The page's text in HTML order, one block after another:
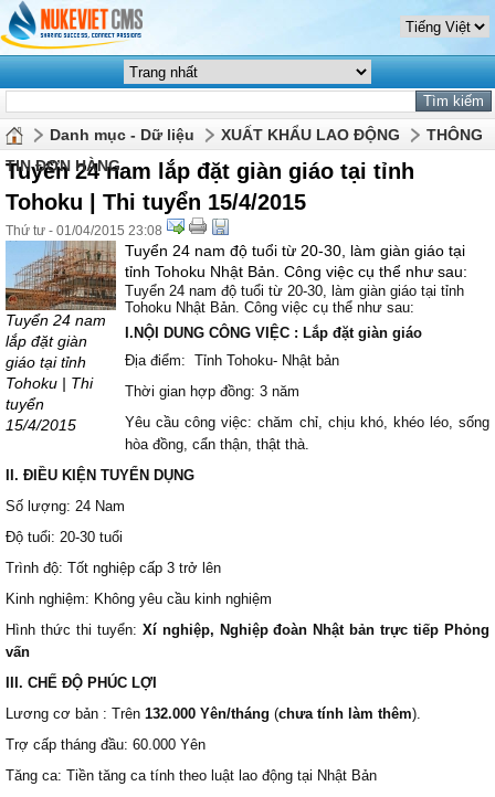
Danh mục - Dữ liệu XUẤT KHẨU LAO ĐỘNG
THÔNG
TIN ĐƠN HÀNG
Tuyển 24 nam lắp đặt giàn giáo tại tỉnh
Tohoku | Thi tuyển 15/4/2015
Thứ tư - 01/04/2015 23:08
Tuyển 24 nam
lắp đặt giàn
giáo tại tỉnh
Tohoku | Thi
tuyển
15/4/2015
Tuyển 24 nam độ tuổi từ 20-30, làm giàn giáo tại
tỉnh Tohoku Nhật Bản. Công việc cụ thể như sau:
Tuyển 24 nam độ tuổi từ 20-30, làm giàn giáo tại tỉnh
Tohoku Nhật Bản. Công việc cụ thể như sau:
I.NỘI DUNG CÔNG VIỆC : Lắp đặt giàn giáo
Địa điểm: Tỉnh Tohoku- Nhật bản
Thời gian hợp đồng: 3 năm
Yêu cầu công việc: chăm chỉ, chịu khó, khéo léo, sống
hòa đồng, cẩn thận, thật thà.
II. ĐIỀU KIỆN TUYỂN DỤNG
Số lượng: 24 Nam
Độ tuổi: 20-30 tuổi
Trình độ: Tốt nghiệp cấp 3 trở lên
Kinh nghiệm: Không yêu cầu kinh nghiệm
Hình thức thi tuyển: Xí nghiệp, Nghiệp đoàn Nhật bản trực tiếp Phỏng
vấn
III. CHẾ ĐỘ PHÚC LỢI
Lương cơ bản : Trên 132.000 Yên/tháng (chưa tính làm thêm).
Trợ cấp tháng đầu: 60.000 Yên
Tăng ca: Tiền tăng ca tính theo luật lao động tại Nhật Bản